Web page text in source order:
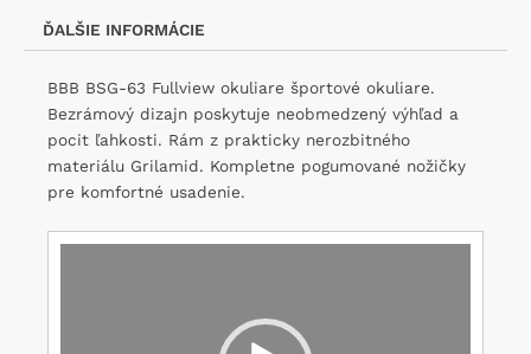
ĎALŠIE INFORMÁCIE
BBB BSG-63 Fullview okuliare športové okuliare.
Bezrámový dizajn poskytuje neobmedzený výhľad a
pocit ľahkosti. Rám z prakticky nerozbitného
materiálu Grilamid. Kompletne pogumované nožičky
pre komfortné usadenie.